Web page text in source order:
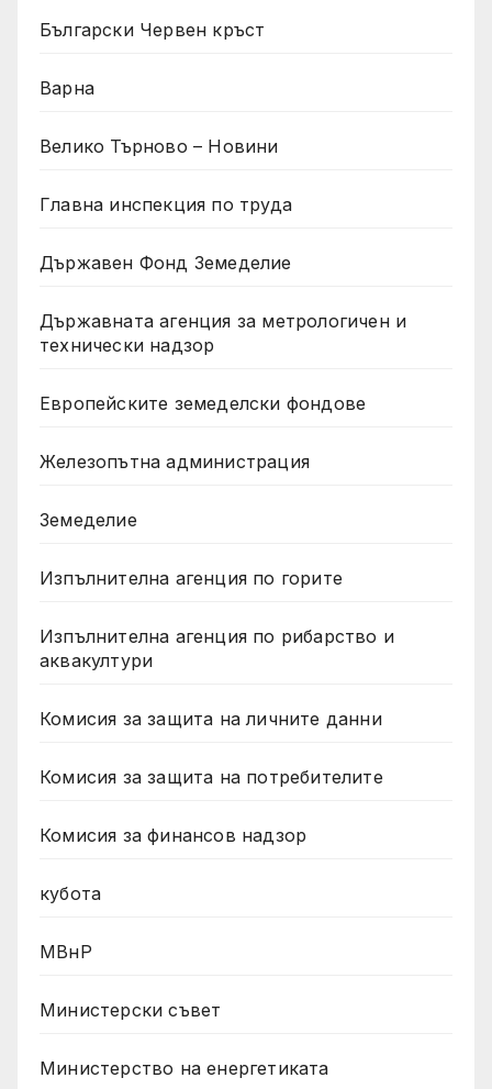
Български Червен кръст
Варна
Велико Търново – Новини
Главна инспекция по труда
Държавен Фонд Земеделие
Държавната агенция за метрологичен и
технически надзор
Европейските земеделски фондове
Железопътна администрация
Земеделие
Изпълнителна агенция по горите
Изпълнителна агенция по рибарство и
аквакултури
Комисия за защита на личните данни
Комисия за защита на потребителите
Комисия за финансов надзор
кубота
МВнР
Министерски съвет
Министерство на енергетиката